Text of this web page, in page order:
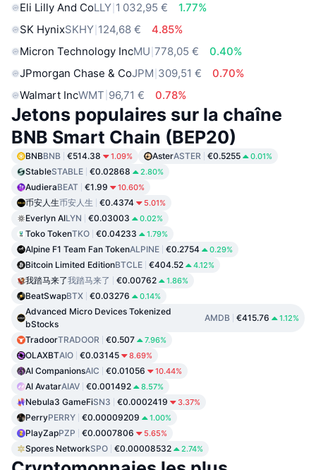
Eli Lilly And CoLLY 1 032,95 €
1.77%
SK HynixSKHY 124,68 €
4.85%
Micron Technology IncMU 778,05 €
0.40%
JPmorgan Chase & CoJPM 309,51 €
0.70%
Walmart IncWMT 96,71 € 0.78%
Jetons populaires sur la chaîne
BNB Smart Chain (BEP20)
BNBBNB €514.38 1.09% AsterASTER €0.5255 0.01%
StableSTABLE €0.02868 2.80%
AudieraBEAT €1.99 10.60%
币安人生币安人生 €0.4374 5.01%
Everlyn AILYN €0.03003 0.02%
Toko TokenTKO €0.04233 1.79%
Alpine F1 Team Fan TokenALPINE €0.2754 0.29%
Bitcoin Limited EditionBTCLE €404.52 4.12%
我踏马来了我踏马来了 €0.00762 1.86%
BeatSwapBTX €0.03276 0.14%
Advanced Micro Devices Tokenized
bStocks
AMDB €415.76 1.12%
TradoorTRADOOR €0.507 7.96%
OLAXBTAIO €0.03145 8.69%
AI CompanionsAIC €0.01056 10.44%
AI AvatarAIAV €0.001492 8.57%
Nebula3 GameFiSN3 €0.0002419 3.37%
PerryPERRY €0.00009209 1.00%
PlayZapPZP €0.0007806 5.65%
Spores NetworkSPO €0.00008532 2.74%